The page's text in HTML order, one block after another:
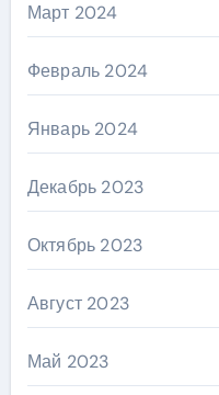
Март 2024
Февраль 2024
Январь 2024
Декабрь 2023
Октябрь 2023
Август 2023
Май 2023